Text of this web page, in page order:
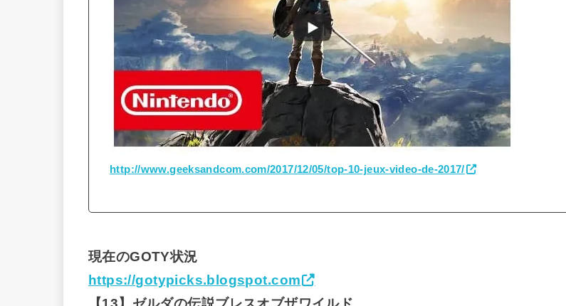
http://www.geeksandcom.com/2017/12/05/top-10-jeux-video-de-2017/
現在のGOTY状況
https://gotypicks.blogspot.com